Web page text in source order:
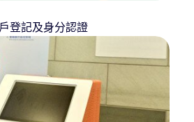
登記及身分認證